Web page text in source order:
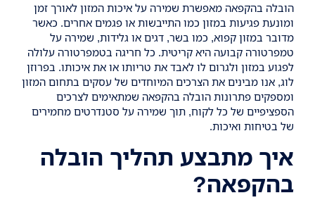
הובלה בהקפאה מאפשרת שמירה על איכות המזון לאורך זמן
ומונעת פגיעות במזון כמו התייבשות או פגמים אחרים. כאשר
מדובר במזון קפוא, כמו בשר, דגים או גלידות, שמירה על
טמפרטורה קבועה היא קריטית. כל חריגה בטמפרטורה עלולה
לפגוע במזון ולגרום לו לאבד את טריותו או את איכותו. בפרוזן
לוג, אנו מבינים את הצרכים המיוחדים של עסקים בתחום המזון
ומספקים פתרונות הובלה בהקפאה שמתאימים לצרכים
הספציפיים של כל לקוח, תוך שמירה על סטנדרטים מחמירים
של בטיחות ואיכות.
איך מתבצע תהליך הובלה
בהקפאה?